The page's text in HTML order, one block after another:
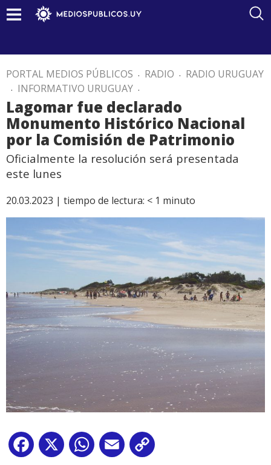
PORTAL MEDIOS PÚBLICOS . RADIO . RADIO URUGUAY
. INFORMATIVO URUGUAY .
Lagomar fue declarado
Monumento Histórico Nacional
por la Comisión de Patrimonio
Oficialmente la resolución será presentada
este lunes
20.03.2023 | tiempo de lectura: < 1 minuto
Facebook
X WhatsApp
Email